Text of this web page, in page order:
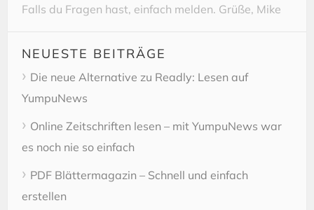
Falls du Fragen hast, einfach melden. Grüße, Mike
NEUESTE BEITRÄGE
Die neue Alternative zu Readly: Lesen auf
YumpuNews
Online Zeitschriften lesen – mit YumpuNews war
es noch nie so einfach
PDF Blättermagazin – Schnell und einfach
erstellen